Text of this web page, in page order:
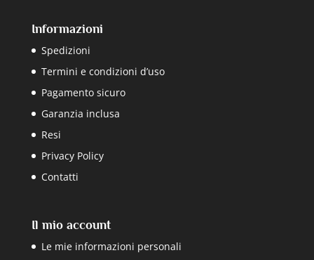
Informazioni
Spedizioni
Termini e condizioni d’uso
Pagamento sicuro
Garanzia inclusa
Resi
Privacy Policy
Contatti
Il mio account
Le mie informazioni personali